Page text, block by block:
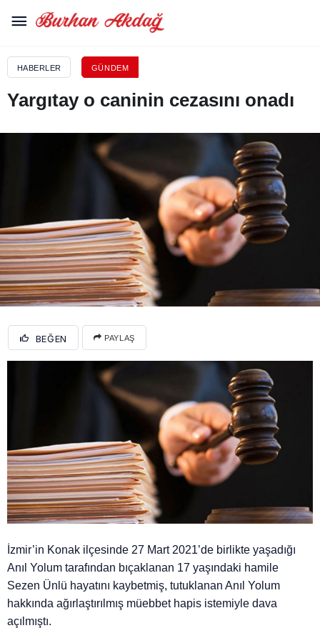
HABERLER GÜNDEM
Yargıtay o caninin cezasını onadı
BEĞEN PAYLAŞ
İzmir’in Konak ilçesinde 27 Mart 2021’de birlikte yaşadığı
Anıl Yolum tarafından bıçaklanan 17 yaşındaki hamile
Sezen Ünlü hayatını kaybetmiş, tutuklanan Anıl Yolum
hakkında ağırlaştırılmış müebbet hapis istemiyle dava
açılmıştı.